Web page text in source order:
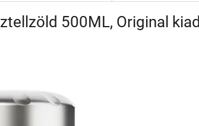
500ML, Original